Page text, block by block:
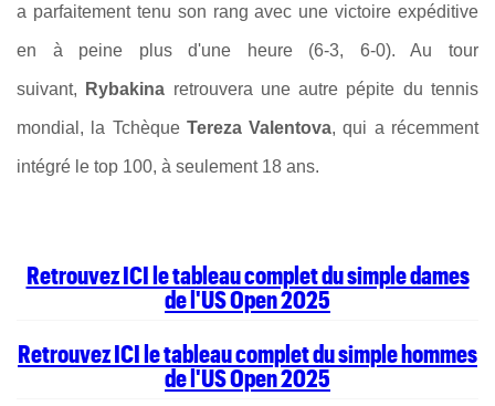
a parfaitement tenu son rang avec une victoire expéditive
en à peine plus d'une heure (6-3, 6-0). Au tour
suivant, Rybakina retrouvera une autre pépite du tennis
mondial, la Tchèque Tereza Valentova, qui a récemment
intégré le top 100, à seulement 18 ans.
Retrouvez ICI le tableau complet du simple dames
de l'US Open 2025
Retrouvez ICI le tableau complet du simple hommes
de l'US Open 2025